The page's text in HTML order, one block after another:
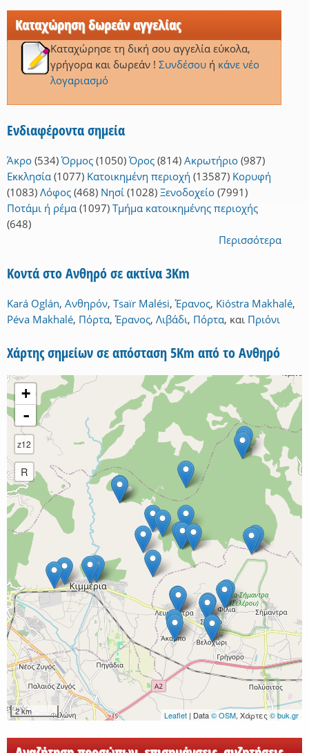
Καταχώρηση δωρεάν αγγελίας
Καταχώρησε τη δική σου αγγελία εύκολα,
γρήγορα και δωρεάν ! Συνδέσουή κάνε νέο
λογαριασμό
Ενδιαφέροντα σημεία
Άκρο (534) Όρμος (1050) Όρος (814) Ακρωτήριο (987)
Εκκλησία (1077) Κατοικημένη περιοχή (13587) Κορυφή
(1083) Λόφος (468) Νησί (1028) Ξενοδοχείο (7991)
Ποτάμι ή ρέμα (1097) Τμήμα κατοικημένης περιοχής
(648)
Περισσότερα
Κοντά στο Ανθηρό σε ακτίνα 3Km
Kará Oglán, Ανθηρόν, Tsaïr Malési,Έρανος, Kióstra Makhalé,
Péva Makhalé, Πόρτα,Έρανος, Λιβάδι, Πόρτα, και Πριόνι
Χάρτης σημείων σε απόσταση 5Km από το Ανθηρό
+
-
z12
R
2 km Leaflet | Data© OSM, Χάρτες© buk.gr